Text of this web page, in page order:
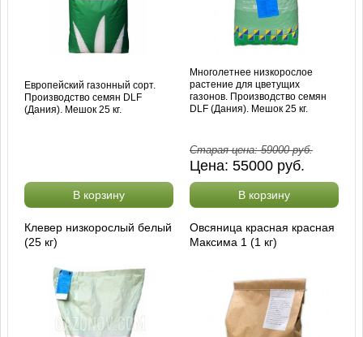
Европейский газонный сорт.
Производство семян DLF
(Дания). Мешок 25 кг.
В корзину
Многолетнее низкорослое
растение для цветущих
газонов. Производство семян
DLF (Дания). Мешок 25 кг.
Старая цена:59000руб.
Цена: 55000 руб.
В корзину
Клевер низкорослый белый
(25 кг)
Овсяница красная красная
Максима 1 (1 кг)